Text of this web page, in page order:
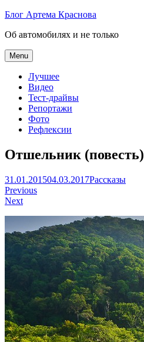
Skip
content
Блог Артема Краснова
Об автомобилях и не только
Menu
Лучшее
Видео
Тест-драйвы
Репортажи
Фото
Рефлексии
Отшельник (повесть)
Артем
Краснов
31.01.201504.03.2017Рассказы
Навигация
по
записям
Previous
Next